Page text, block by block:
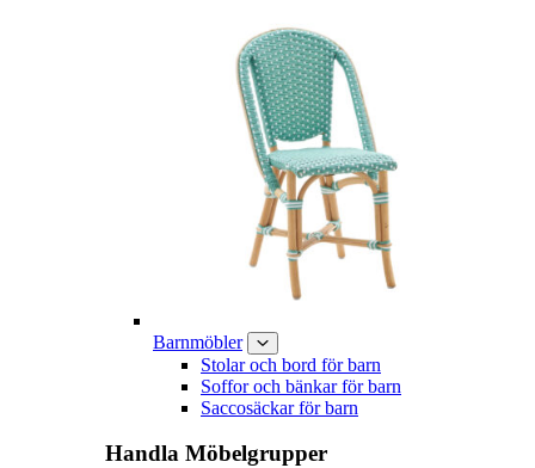
Barnmöbler
Stolar och bord för barn
Soffor och bänkar för barn
Saccosäckar för barn
Handla Möbelgrupper